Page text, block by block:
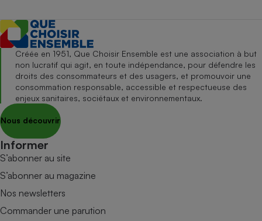
Créée en 1951, Que Choisir Ensemble est une association à but
non lucratif qui agit, en toute indépendance, pour défendre les
droits des consommateurs et des usagers, et promouvoir une
consommation responsable, accessible et respectueuse des
enjeux sanitaires, sociétaux et environnementaux.
Nous découvrir
Informer
S’abonner au site
S’abonner au magazine
Nos newsletters
Commander une parution